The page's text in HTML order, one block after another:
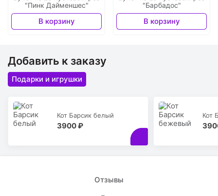
"Пинк Дайменшес"
В корзину
"Барбадос"
В корзину
Добавить к заказу
Подарки и игрушки
Кот Барсик белый
3900 ₽
Кот
Отзывы